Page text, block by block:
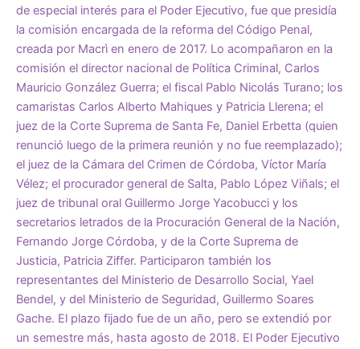
de especial interés para el Poder Ejecutivo, fue que presidía
la comisión encargada de la reforma del Código Penal,
creada por Macrì en enero de 2017. Lo acompañaron en la
comisión el director nacional de Política Criminal, Carlos
Mauricio González Guerra; el fiscal Pablo Nicolás Turano; los
camaristas Carlos Alberto Mahiques y Patricia Llerena; el
juez de la Corte Suprema de Santa Fe, Daniel Erbetta (quien
renunció luego de la primera reunión y no fue reemplazado);
el juez de la Cámara del Crimen de Córdoba, Víctor María
Vélez; el procurador general de Salta, Pablo López Viñals; el
juez de tribunal oral Guillermo Jorge Yacobucci y los
secretarios letrados de la Procuración General de la Nación,
Fernando Jorge Córdoba, y de la Corte Suprema de
Justicia, Patricia Ziffer. Participaron también los
representantes del Ministerio de Desarrollo Social, Yael
Bendel, y del Ministerio de Seguridad, Guillermo Soares
Gache. El plazo fijado fue de un año, pero se extendió por
un semestre más, hasta agosto de 2018. El Poder Ejecutivo